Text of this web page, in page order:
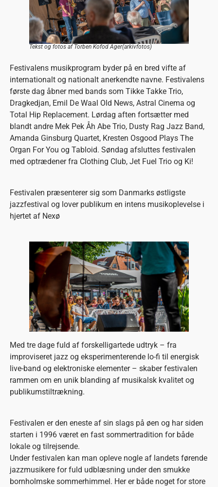
Tekst og fotos af Torben Kofod Ager(arkivfotos)
Festivalens musikprogram byder på en bred vifte af
internation­alt og nationalt anerkendte navne. Festivalens
første dag åbner med bands som Tikke Takke Trio,
Dragkedjan, Emil De Waal Old News, Astral Cinema og
Total Hip Replacement. Lørdag aften fortsætter med
blandt andre Mek Pek Åh Abe Trio, Dusty Rag Jazz Band,
Amanda Ginsburg Quartet, Kresten Osgood Plays The
Organ For You og Tabloid. Søndag afsluttes festivalen
med optrædener fra Clothing Club, Jet Fuel Trio og Ki!
Festivalen præsenterer sig som Danmarks østligste
jazzfestival og lover publikum en intens musikoplevelse i
hjertet af Nexø
Med tre dage fuld af forskelligartede udtryk – fra
improviseret jazz og eksperimenterende lo-fi til energisk
live-band og elektroniske elementer – skaber festivalen
rammen om en unik blanding af musikalsk kvalitet og
publikumstiltrækning.
Festivalen er den eneste af sin slags på øen og har siden
starten i 1996 været en fast sommertradition for både
lokale og tilrejsende.
Under festivalen kan man opleve nogle af landets førende
jazzmusikere for fuld udblæsning under den smukke
bornholmske sommerhimmel. Her er både noget for store